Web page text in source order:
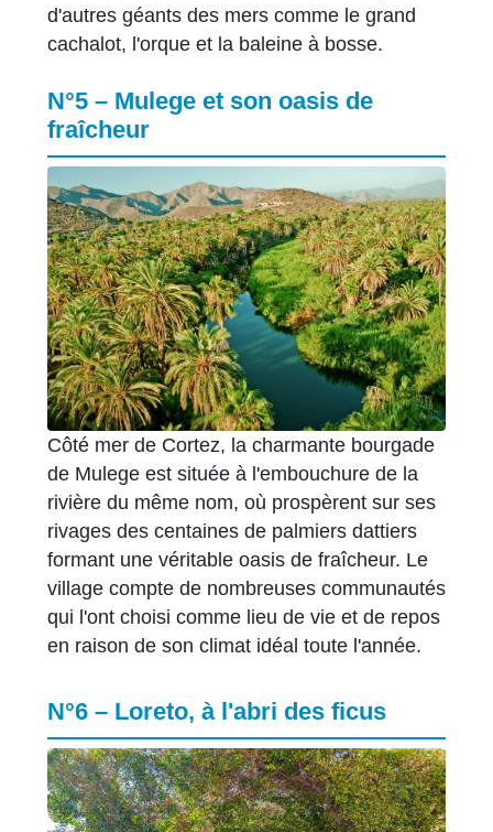
d'autres géants des mers comme le grand
cachalot, l'orque et la baleine à bosse.
N°5 – Mulege et son oasis de
fraîcheur
Côté mer de Cortez, la charmante bourgade
de Mulege est située à l'embouchure de la
rivière du même nom, où prospèrent sur ses
rivages des centaines de palmiers dattiers
formant une véritable oasis de fraîcheur. Le
village compte de nombreuses communautés
qui l'ont choisi comme lieu de vie et de repos
en raison de son climat idéal toute l'année.
N°6 – Loreto, à l'abri des ficus